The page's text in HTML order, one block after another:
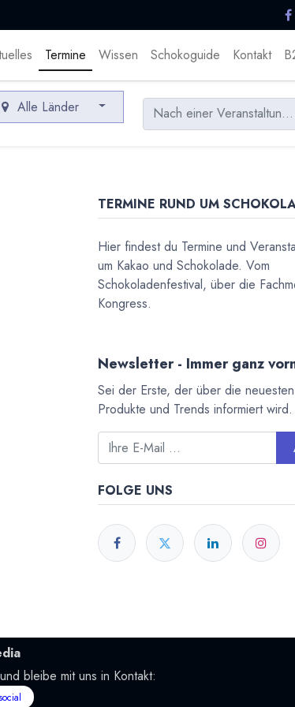
Termine Wissen Schokoguide Kontakt
Alle Länder
TERMINE RUND UM
Hier findest du Termine und
um Kakao und Schokolade. Vom
Schokoladenfestival, über die
Kongress.
Newsletter - Immer ganz
Sei der Erste, der über die
Produkte und Trends informiert wird.
FOLGE UNS
bleibe mit uns in Kontakt: